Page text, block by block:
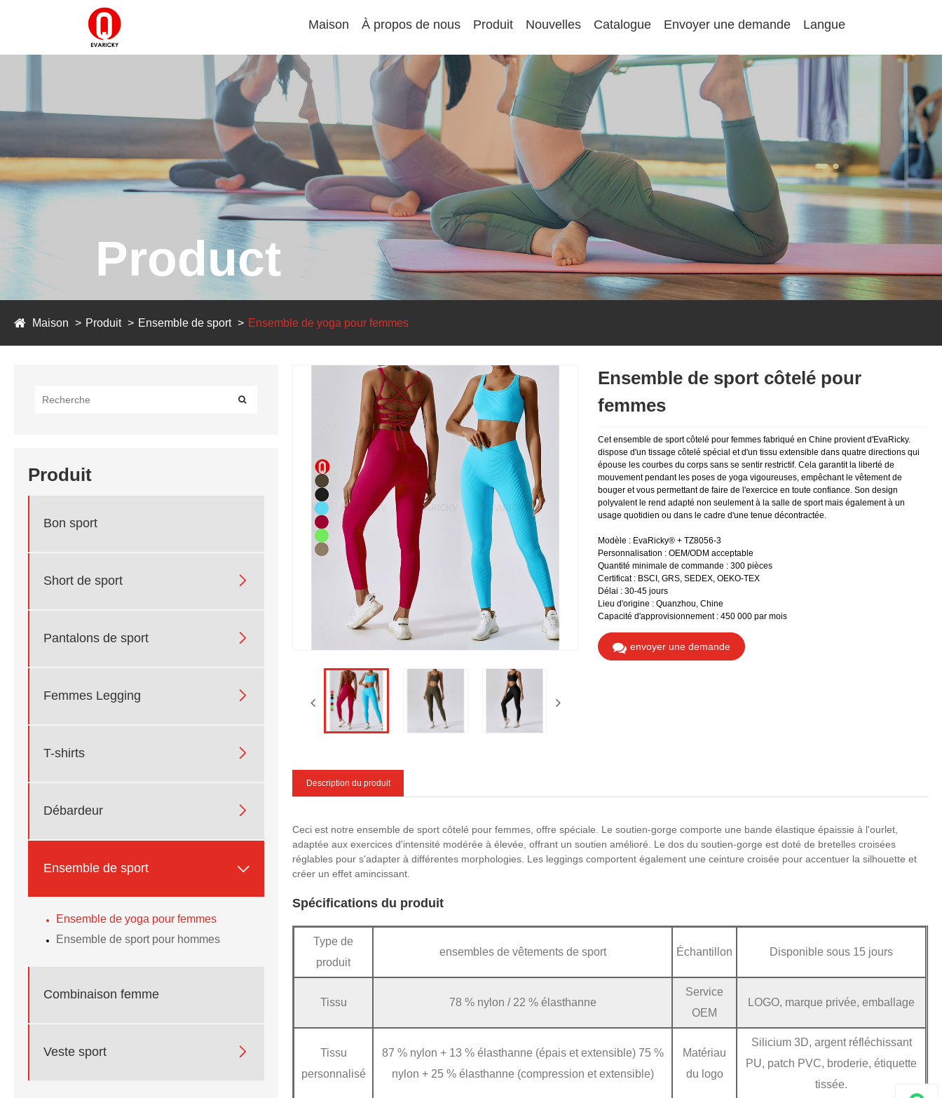
Maison À propos de nous Produit Nouvelles Catalogue Envoyer une demande Langue
Product
Maison Produit Ensemble de sport Ensemble de yoga pour femmes
Produit
Bon sport
Short de sport 
Pantalons de sport 
Femmes Legging 
T-shirts 
Débardeur 
Ensemble de sport 
Ensemble de yoga pour femmes
Ensemble de sport pour hommes
Combinaison femme
Veste sport 
Ensemble de sport côtelé pour
femmes
Cet ensemble de sport côtelé pour femmes fabriqué en Chine provient d'EvaRicky.
dispose d'un tissage côtelé spécial et d'un tissu extensible dans quatre directions qui
épouse les courbes du corps sans se sentir restrictif. Cela garantit la liberté de
mouvement pendant les poses de yoga vigoureuses, empêchant le vêtement de
bouger et vous permettant de faire de l'exercice en toute confiance. Son design
polyvalent le rend adapté non seulement à la salle de sport mais également à un
usage quotidien ou dans le cadre d'une tenue décontractée.
Modèle : EvaRicky® + TZ8056-3
Personnalisation : OEM/ODM acceptable
Quantité minimale de commande : 300 pièces
Certificat : BSCI, GRS, SEDEX, OEKO-TEX
Délai : 30-45 jours
Lieu d'origine : Quanzhou, Chine
Capacité d'approvisionnement : 450 000 par mois
envoyer une demande
Description du produit
Ceci est notre ensemble de sport côtelé pour femmes, offre spéciale. Le soutien-gorge comporte une bande élastique épaissie à l'ourlet,
adaptée aux exercices d'intensité modérée à élevée, offrant un soutien amélioré. Le dos du soutien-gorge est doté de bretelles croisées
réglables pour s'adapter à différentes morphologies. Les leggings comportent également une ceinture croisée pour accentuer la silhouette et
créer un effet amincissant.
Spécifications du produit
Type de
produit
ensembles de vêtements de sport Échantillon Disponible sous 15 jours
Tissu 78 % nylon / 22 % élasthanne
Service
OEM
LOGO, marque privée, emballage
Tissu
personnalisé
87 % nylon + 13 % élasthanne (épais et extensible) 75 %
nylon + 25 % élasthanne (compression et extensible)
Matériau
du logo
Silicium 3D, argent réfléchissant
PU, patch PVC, broderie, étiquette
tissée.